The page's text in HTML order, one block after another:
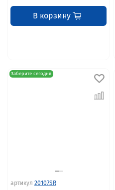
В корзину
Заберите сегодня
артикул 20107SR